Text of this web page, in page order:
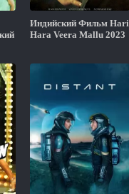
Индийский Фильм Hari
Hara Veera Mallu 2023